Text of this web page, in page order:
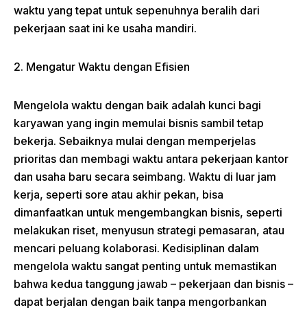
waktu yang tepat untuk sepenuhnya beralih dari
pekerjaan saat ini ke usaha mandiri.
2. Mengatur Waktu dengan Efisien
Mengelola waktu dengan baik adalah kunci bagi
karyawan yang ingin memulai bisnis sambil tetap
bekerja. Sebaiknya mulai dengan memperjelas
prioritas dan membagi waktu antara pekerjaan kantor
dan usaha baru secara seimbang. Waktu di luar jam
kerja, seperti sore atau akhir pekan, bisa
dimanfaatkan untuk mengembangkan bisnis, seperti
melakukan riset, menyusun strategi pemasaran, atau
mencari peluang kolaborasi. Kedisiplinan dalam
mengelola waktu sangat penting untuk memastikan
bahwa kedua tanggung jawab – pekerjaan dan bisnis –
dapat berjalan dengan baik tanpa mengorbankan